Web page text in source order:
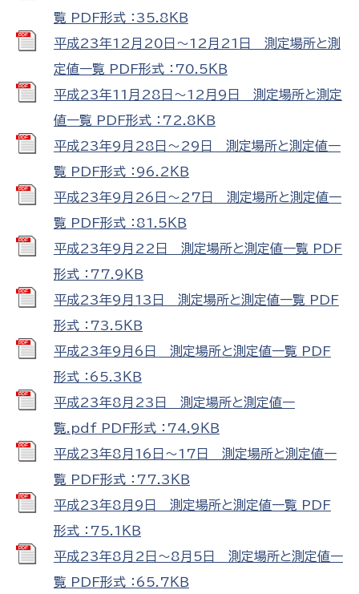
覧 PDF形式 ：35.8ＫＢ
平成23年12月20日～12月21日 測定場所と測
定値一覧 PDF形式 ：70.5ＫＢ
平成23年11月28日～12月9日 測定場所と測定
値一覧 PDF形式 ：72.8ＫＢ
平成23年9月28日～29日 測定場所と測定値一
覧 PDF形式 ：96.2ＫＢ
平成23年9月26日～27日 測定場所と測定値一
覧 PDF形式 ：81.5ＫＢ
平成23年9月22日 測定場所と測定値一覧 PDF
形式 ：77.9ＫＢ
平成23年9月13日 測定場所と測定値一覧 PDF
形式 ：73.5ＫＢ
平成23年9月6日 測定場所と測定値一覧 PDF
形式 ：65.3ＫＢ
平成23年8月23日 測定場所と測定値一
覧.pdf PDF形式 ：74.9ＫＢ
平成23年8月16日～17日 測定場所と測定値一
覧 PDF形式 ：77.3ＫＢ
平成23年8月9日 測定場所と測定値一覧 PDF
形式 ：75.1ＫＢ
平成23年8月2日～8月5日 測定場所と測定値一
覧 PDF形式 ：65.7ＫＢ